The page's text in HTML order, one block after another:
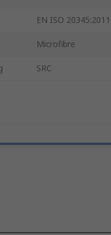
EN ISO 20345:2011
Microfibre
SRC